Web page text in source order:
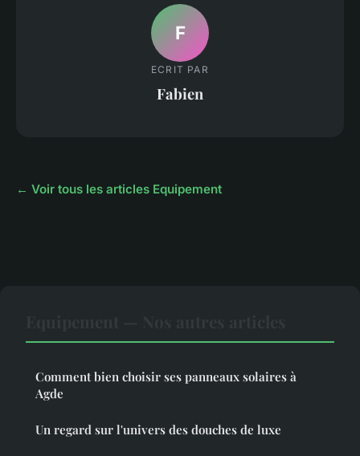
F
ECRIT PAR
Fabien
← Voir tous les articles Equipement
Comment bien choisir ses panneaux solaires à
Agde
Un regard sur l'univers des douches de luxe